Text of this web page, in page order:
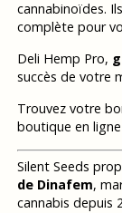
cannabinoïdes.
complète pour
Deli Hemp Pro,
succès de votre
Trouvez votre
boutique en
Silent Seeds
de Dinafem,
cannabis depuis